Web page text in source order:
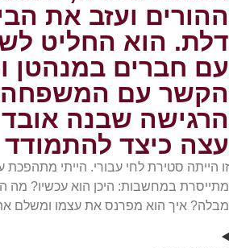
ההורים ועזב את
דלת. הוא החליט
עם חברים במנהטן
הקשר עם
הרגישה שבנה
עצה כיצד
זו הייתה סטירת לחי עבורי. הייתי מתהפכת
מתייסרת במחשבות: היכן הוא עכשיו? מה
מבלה? איך הוא מפרנס את עצמו ומשלם